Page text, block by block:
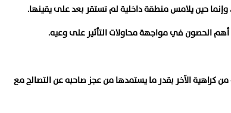
وإنما حين يلامس منطقة داخلية لم تستقر بعد على يقينها.
الحصون في مواجهة محاولات التأثير على وعيه.
من كراهية الآخر بقدر ما يستمدها من عجز صاحبه عن التصالح مع